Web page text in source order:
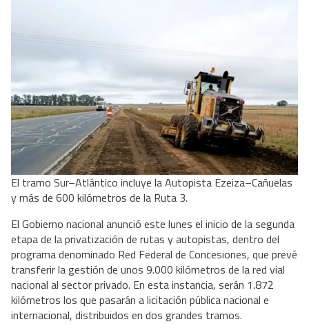
El tramo Sur–Atlántico incluye la Autopista Ezeiza–Cañuelas
y más de 600 kilómetros de la Ruta 3.
El Gobierno nacional anunció este lunes el inicio de la segunda
etapa de la privatización de rutas y autopistas, dentro del
programa denominado Red Federal de Concesiones, que prevé
transferir la gestión de unos 9.000 kilómetros de la red vial
nacional al sector privado. En esta instancia, serán 1.872
kilómetros los que pasarán a licitación pública nacional e
internacional, distribuidos en dos grandes tramos.